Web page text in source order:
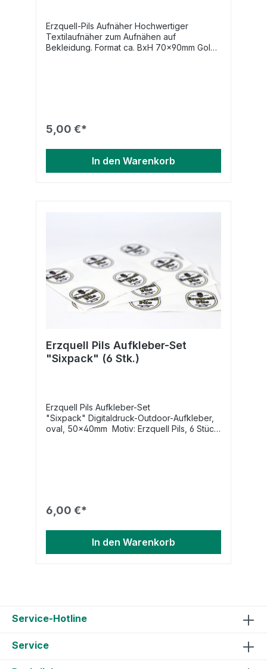
Erzquell-Pils Aufnäher Hochwertiger
Textilaufnäher zum Aufnähen auf
Bekleidung. Format ca. BxH 70x90mm Gold
5,00 €*
In den Warenkorb
Erzquell Pils Aufkleber-Set
"Sixpack" (6 Stk.)
Erzquell Pils Aufkleber-Set
"Sixpack" Digitaldruck-Outdoor-Aufkleber,
oval, 50x40mm Motiv: Erzquell Pils, 6 Stück
6,00 €*
In den Warenkorb
Service-Hotline
Service